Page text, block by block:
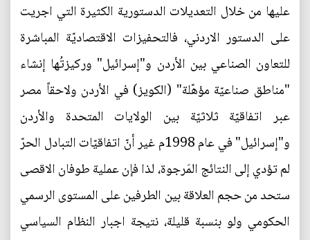
عليها من خلال التعديلات الدستورية الكثيرة التي اجريت
على الدستور الاردني، فالتحفيزات الاقتصاديّة المباشرة
للتعاون الصناعي بين الأردن و"إسرائيل" وركيزتُها إنشاء
"مناطق صناعيّة مؤهّلة" (الكويز) في الأردن ولاحقاً مصر
عبر اتفاقيّة ثلاثيّة بين الولايات المتحدة والأردن
و"إسرائيل" في عام 1998م غير أنّ اتفاقيّات التبادل الحرّ
لم تؤدي إلى النتائج المَرجوة، لذا فإن عملية طوفان الاقصى
ستحد من حجم العلاقة بين الطرفين على المستوى الرسمي
الحكومي ولو بنسبة قليلة، نتيجة اجبار النظام السياسي